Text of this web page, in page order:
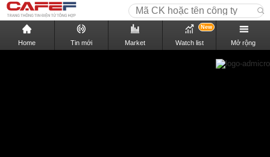
Home Tin mới Market Watch list
New
Mở rộng